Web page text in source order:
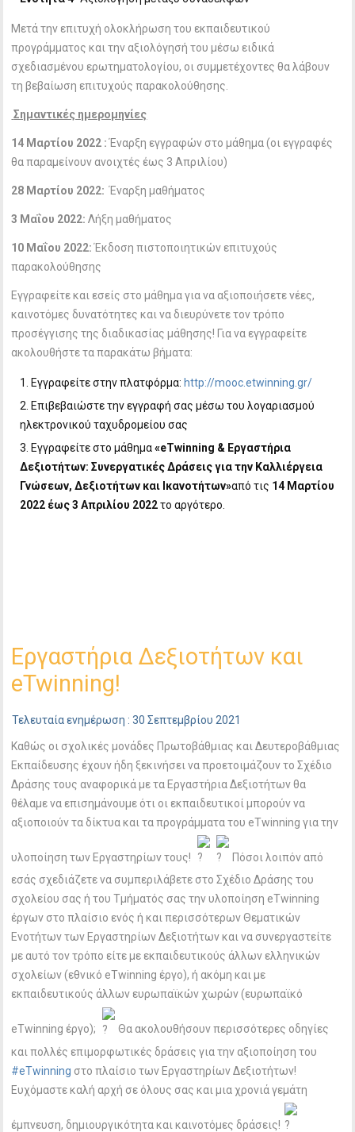
Μετά την επιτυχή ολοκλήρωση του εκπαιδευτικού
προγράμματος και την αξιολόγησή του μέσω ειδικά
σχεδιασμένου ερωτηματολογίου, οι συμμετέχοντες θα λάβουν
τη βεβαίωση επιτυχούς παρακολούθησης.
Σημαντικές ημερομηνίες
14 Μαρτίου 2022 :Έναρξη εγγραφών στο μάθημα (οι εγγραφές
θα παραμείνουν ανοιχτές έως 3 Απριλίου)
28 Μαρτίου 2022:Έναρξη μαθήματος
3 Μαΐου 2022:Λήξη μαθήματος
10 Μαΐου 2022:Έκδοση πιστοποιητικών επιτυχούς
παρακολούθησης
Εγγραφείτε και εσείς στο μάθημα για να αξιοποιήσετε νέες,
καινοτόμες δυνατότητες και να διευρύνετε τον τρόπο
προσέγγισης της διαδικασίας μάθησης! Για να εγγραφείτε
ακολουθήστε τα παρακάτω βήματα:
Εγγραφείτε στην πλατφόρμα: http://mooc.etwinning.gr/
Επιβεβαιώστε την εγγραφή σας μέσω του λογαριασμού
ηλεκτρονικού ταχυδρομείου σας
Εγγραφείτε στο μάθημα«eTwinning & Εργαστήρια
Δεξιοτήτων: Συνεργατικές Δράσεις για την Καλλιέργεια
Γνώσεων, Δεξιοτήτων και Ικανοτήτων»από τις 14 Μαρτίου
2022 έως 3 Απριλίου 2022το αργότερο.
Εργαστήρια Δεξιοτήτων και
eTwinning!
Τελευταία ενημέρωση : 30 Σεπτεμβρίου 2021
Καθώς οι σχολικές μονάδες Πρωτοβάθμιας και Δευτεροβάθμιας
Εκπαίδευσης έχουν ήδη ξεκινήσει να προετοιμάζουν το Σχέδιο
Δράσης τους αναφορικά με τα Εργαστήρια Δεξιοτήτων θα
θέλαμε να επισημάνουμε ότι οι εκπαιδευτικοί μπορούν να
αξιοποιούν τα δίκτυα και τα προγράμματα του eTwinning για την
υλοποίηση των Εργαστηρίων τους!
Πόσοι λοιπόν από
εσάς σχεδιάζετε να συμπεριλάβετε στο Σχέδιο Δράσης του
σχολείου σας ή του Τμήματός σας την υλοποίηση eTwinning
έργων στο πλαίσιο ενός ή και περισσότερων Θεματικών
Ενοτήτων των Εργαστηρίων Δεξιοτήτων και να συνεργαστείτε
με αυτό τον τρόπο είτε με εκπαιδευτικούς άλλων ελληνικών
σχολείων (εθνικό eTwinning έργο), ή ακόμη και με
εκπαιδευτικούς άλλων ευρωπαϊκών χωρών (ευρωπαϊκό
eTwinning έργο);
Θα ακολουθήσουν περισσότερες οδηγίες
και πολλές επιμορφωτικές δράσεις για την αξιοποίηση του
#eTwinning στο πλαίσιο των Εργαστηρίων Δεξιοτήτων!
Ευχόμαστε καλή αρχή σε όλους σας και μια χρονιά γεμάτη
έμπνευση, δημιουργικότητα και καινοτόμες δράσεις!